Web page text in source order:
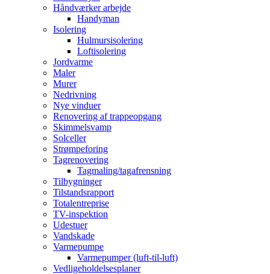
Håndværker arbejde
Handyman
Isolering
Hulmursisolering
Loftisolering
Jordvarme
Maler
Murer
Nedrivning
Nye vinduer
Renovering af trappeopgang
Skimmelsvamp
Solceller
Strømpeforing
Tagrenovering
Tagmaling/tagafrensning
Tilbygninger
Tilstandsrapport
Totalentreprise
TV-inspektion
Udestuer
Vandskade
Varmepumpe
Varmepumper (luft-til-luft)
Vedligeholdelsesplaner